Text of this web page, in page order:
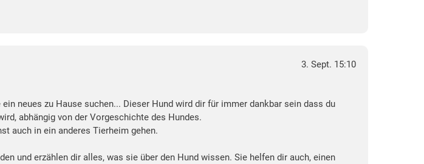
3. Sept. 15:10
neues zu Hause suchen... Dieser Hund wird dir für immer dankbar sein dass du
abhängig von der Vorgeschichte des Hundes.
auch in ein anderes Tierheim gehen.
und erzählen dir alles, was sie über den Hund wissen. Sie helfen dir auch, einen